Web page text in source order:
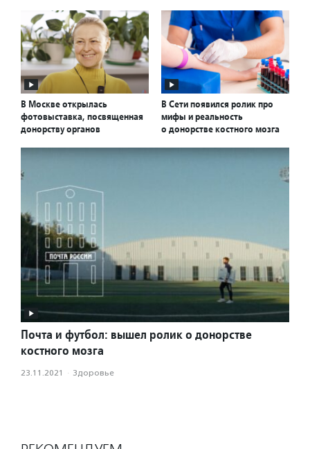
В Москве открылась
фотовыставка, посвященная
донорству органов
В Сети появился ролик про
мифы и реальность
о донорстве костного мозга
Почта и футбол: вышел ролик о донорстве
костного мозга
23.11.2021 · Здоровье